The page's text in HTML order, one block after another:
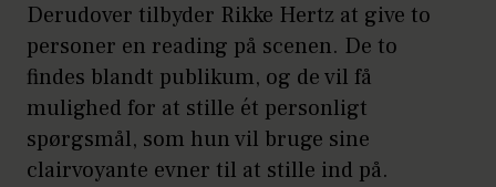
Derudover tilbyder Rikke Hertz at give to
personer en reading på scenen. De to
findes blandt publikum, og de vil få
mulighed for at stille ét personligt
spørgsmål, som hun vil bruge sine
clairvoyante evner til at stille ind på.